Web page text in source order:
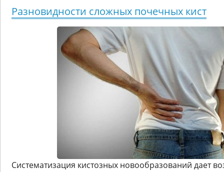
Разновидности сложных почечных кист
Систематизация кистозных новообразований дает